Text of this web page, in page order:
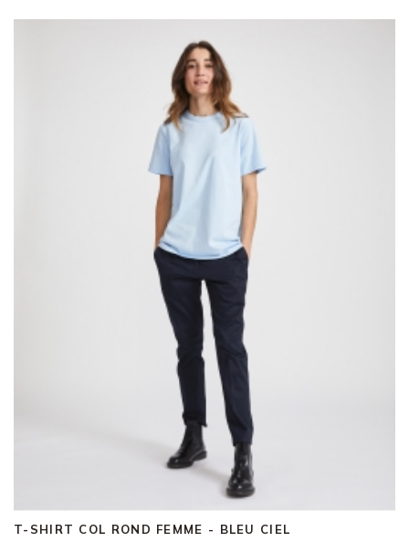
T-SHIRT COL ROND FEMME - BLEU CIEL